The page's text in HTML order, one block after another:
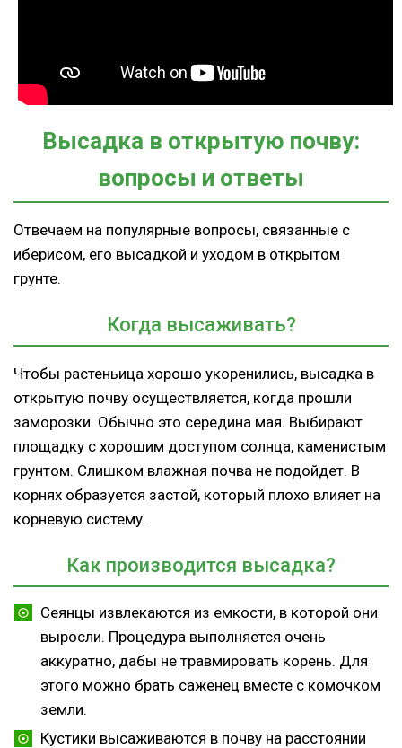
Высадка в открытую почву:
вопросы и ответы
Отвечаем на популярные вопросы, связанные с
иберисом, его высадкой и уходом в открытом
грунте.
Когда высаживать?
Чтобы растеньица хорошо укоренились, высадка в
открытую почву осуществляется, когда прошли
заморозки. Обычно это середина мая. Выбирают
площадку с хорошим доступом солнца, каменистым
грунтом. Слишком влажная почва не подойдет. В
корнях образуется застой, который плохо влияет на
корневую систему.
Как производится высадка?
Сеянцы извлекаются из емкости, в которой они
выросли. Процедура выполняется очень
аккуратно, дабы не травмировать корень. Для
этого можно брать саженец вместе с комочком
земли.
Кустики высаживаются в почву на расстоянии